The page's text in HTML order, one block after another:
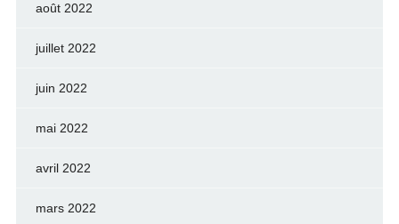
août 2022
juillet 2022
juin 2022
mai 2022
avril 2022
mars 2022